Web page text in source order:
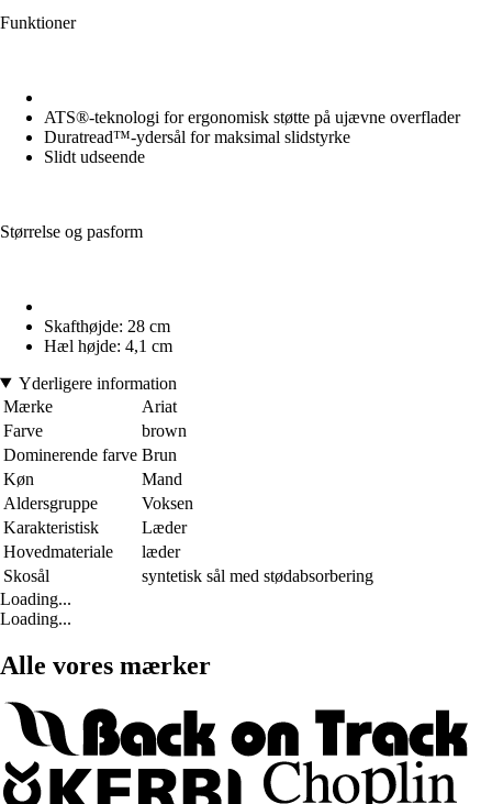
Funktioner
ATS®-teknologi for ergonomisk støtte på ujævne overflader
Duratread™-ydersål for maksimal slidstyrke
Slidt udseende
Størrelse og pasform
Skafthøjde: 28 cm
Hæl højde: 4,1 cm
Yderligere information
Mærke
Ariat
Farve
brown
Dominerende farve Brun
Køn
Mand
Aldersgruppe
Voksen
Karakteristisk
Læder
Hovedmateriale
læder
Skosål
syntetisk sål med stødabsorbering
Loading...
Loading...
Alle vores mærker